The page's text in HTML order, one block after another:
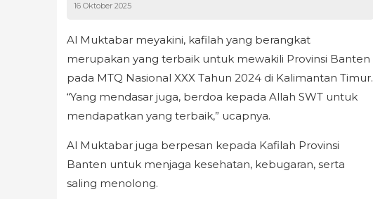
16 Oktober 2025
Al Muktabar meyakini, kafilah yang berangkat
merupakan yang terbaik untuk mewakili Provinsi Banten
pada MTQ Nasional XXX Tahun 2024 di Kalimantan Timur.
“Yang mendasar juga, berdoa kepada Allah SWT untuk
mendapatkan yang terbaik,” ucapnya.
Al Muktabar juga berpesan kepada Kafilah Provinsi
Banten untuk menjaga kesehatan, kebugaran, serta
saling menolong.